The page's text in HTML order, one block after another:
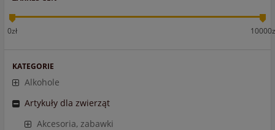
0zł
KATEGORIE
Alkohole
Artykuły dla zwierząt
Akcesoria, zabawki